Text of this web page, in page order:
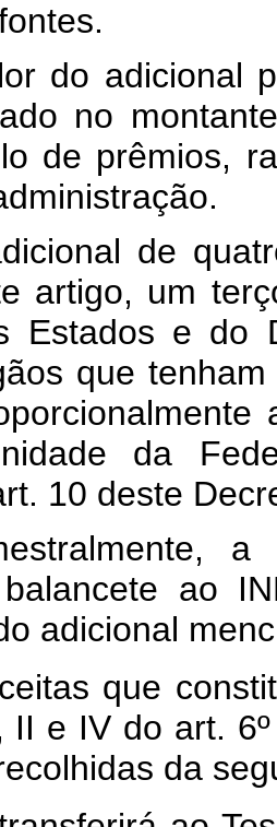
do adicional
no
de prêmios,
de
artigo, um
Estados e do
que
da
10 deste
ao
adicional
que
II e IV do art.
da